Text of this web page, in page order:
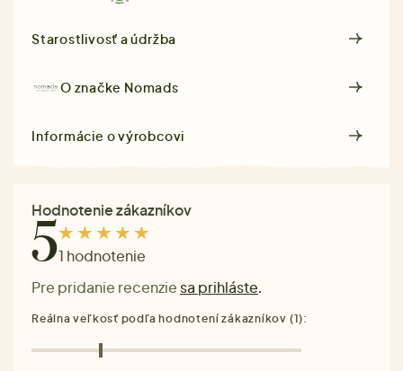
Starostlivosť a údržba
O značke Nomads
Informácie o výrobcovi
Hodnotenie zákazníkov
51 hodnotenie
Pre pridanie recenzie sa prihláste.
Reálna veľkosť podľa hodnotení zákazníkov (1):